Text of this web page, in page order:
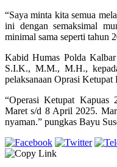
“Saya minta kita semua
ini dengan semaksimal
minimal sama seperti tahun
Kabid Humas Polda
S.I.K., M.M., M.H.,
pelaksanaan Oprasi Ketupat
“Operasi Ketupat
Maret s/d 8 April 2025.
nyaman.” pungkas Bayu